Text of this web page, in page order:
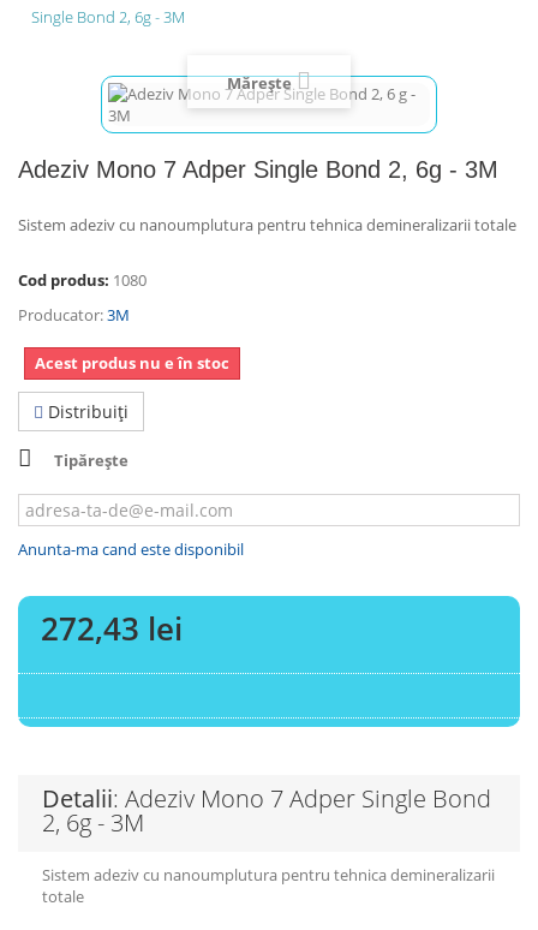
Single Bond 2, 6g - 3M
Mărește
Adeziv Mono 7 Adper Single Bond 2, 6g - 3M
Sistem adeziv cu nanoumplutura pentru tehnica demineralizarii totale
Cod produs: 1080
Producator:3M
Acest produs nu e în stoc
Distribuiţi
Tipărește
Anunta-ma cand este disponibil
272,43 lei
Detalii: Adeziv Mono 7 Adper Single Bond
2, 6g - 3M
Sistem adeziv cu nanoumplutura pentru tehnica demineralizarii
totale